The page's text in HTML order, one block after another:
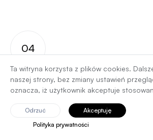
04
W jaki sposób
podtrzymujemy
kompetencji naszych
Ta witryna korzysta z plików cookies.
naszej strony, bez zmiany ustawień
oznacza, iż użytkownik akceptuje
Odrzuć
Akceptuję
Polityka prywatności